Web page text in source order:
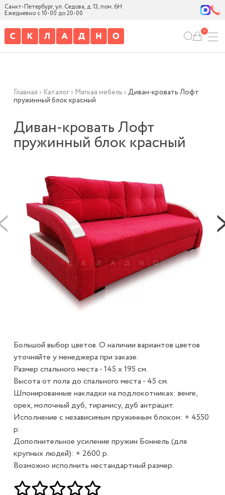
Санкт-Петербург, ул. Седова, д. 13, пом. 6Н
Ежедневно с 10-00 до 20-00
0
Главная › Каталог› Мягкая мебель › Диван-кровать Лофт
пружинный блок красный
Диван-кровать Лофт
пружинный блок красный
Большой выбор цветов. О наличии вариантов цветов
уточняйте у менеджера при заказе.
Размер спального места - 145 х 195 см.
Высота от пола до спального места - 45 см.
Шпонированные накладки на подлокотниках: венге,
орех, молочный дуб, тирамису, дуб антрацит.
Исполнение с независимым пружинным блоком: + 4550
р.
Дополнительное усиление пружин Боннель (для
крупных людей): + 2600 р.
Возможно исполнить нестандартный размер.